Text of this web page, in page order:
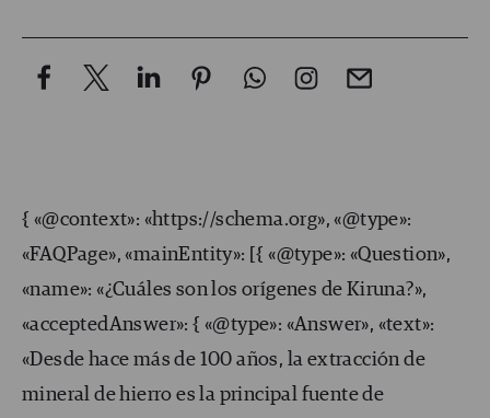
{ «@context»: «https://schema.org», «@type»:
«FAQPage», «mainEntity»: [{ «@type»: «Question»,
«name»: «¿Cuáles son los orígenes de Kiruna?»,
«acceptedAnswer»: { «@type»: «Answer», «text»:
«Desde hace más de 100 años, la extracción de
mineral de hierro es la principal fuente de